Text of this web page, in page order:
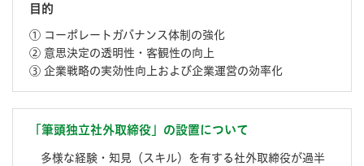
目的
① コーポレートガバナンス体制の強化
② 意思決定の透明性・客観性の向上
③ 企業戦略の実効性向上および企業運営の効率化
「筆頭独⽴社外取締役」の設置について
多様な経験・知⾒（スキル）を有する社外取締役が過半